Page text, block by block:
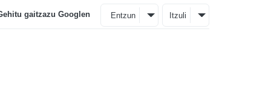
gaitzazu Googlen Entzun Itzuli